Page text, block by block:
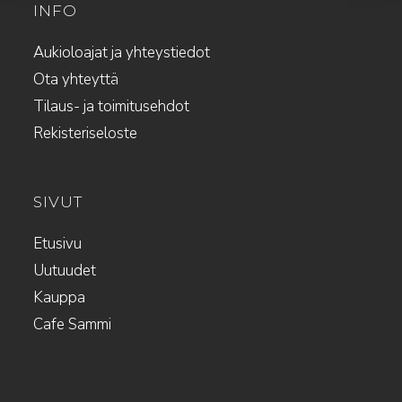
INFO
Aukioloajat ja yhteystiedot
Ota yhteyttä
Tilaus- ja toimitusehdot
Rekisteriseloste
SIVUT
Etusivu
Uutuudet
Kauppa
Cafe Sammi